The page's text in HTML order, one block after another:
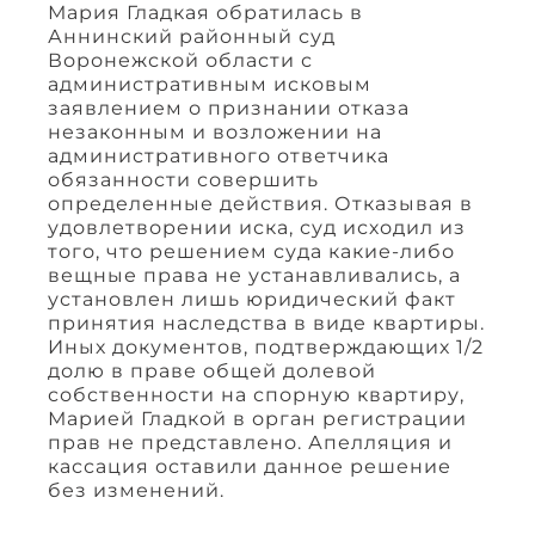
Мария Гладкая обратилась в
Аннинский районный суд
Воронежской области с
административным исковым
заявлением о признании отказа
незаконным и возложении на
административного ответчика
обязанности совершить
определенные действия. Отказывая в
удовлетворении иска, суд исходил из
того, что решением суда какие-либо
вещные права не устанавливались, а
установлен лишь юридический факт
принятия наследства в виде квартиры.
Иных документов, подтверждающих 1/2
долю в праве общей долевой
собственности на спорную квартиру,
Марией Гладкой в орган регистрации
прав не представлено. Апелляция и
кассация оставили данное решение
без изменений.